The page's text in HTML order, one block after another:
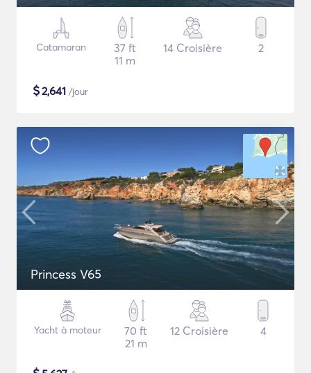
Catamaran
37 ft
11 m
14 Croisière 2
$2,641 /jour
Princess V65
Yacht à moteur
70 ft
21 m
12 Croisière 4